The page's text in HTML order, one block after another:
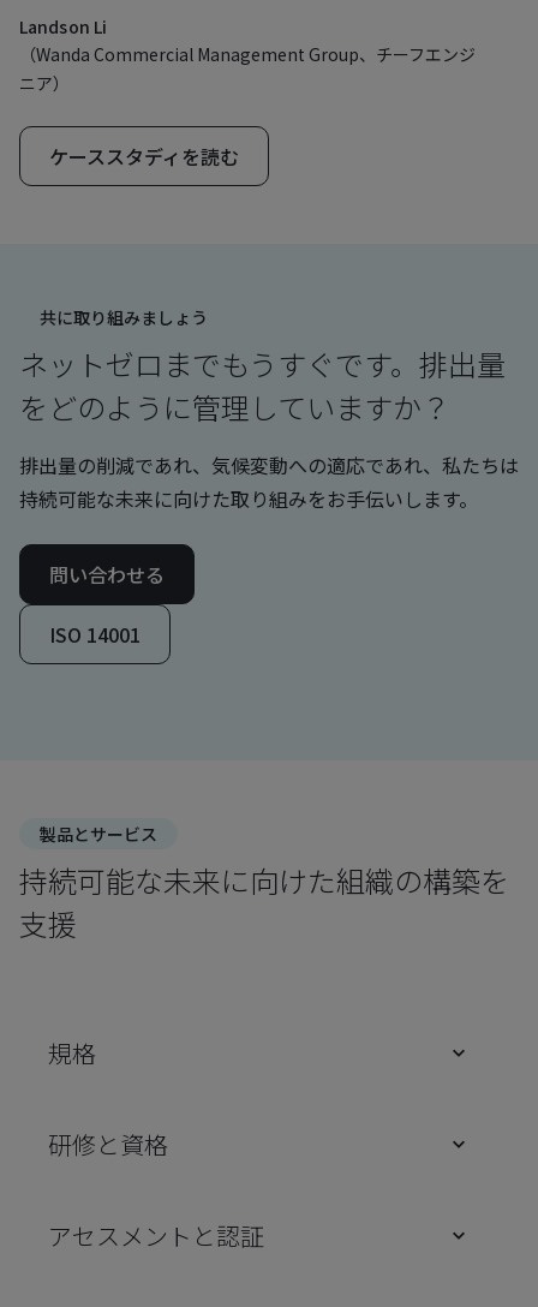
Landson Li
（Wanda Commercial Management Group、チーフエンジ
ニア）
ケーススタディを読む
共に取り組みましょう
ネットゼロまでもうすぐです。排出量
をどのように管理していますか？
排出量の削減であれ、気候変動への適応であれ、私たちは
持続可能な未来に向けた取り組みをお手伝いします。
問い合わせる
ISO 14001
製品とサービス
持続可能な未来に向けた組織の構築を
支援
規格
研修と資格
アセスメントと認証